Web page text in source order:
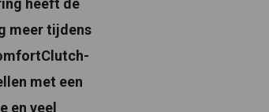
heeft de
meer tijdens
met een
en veel